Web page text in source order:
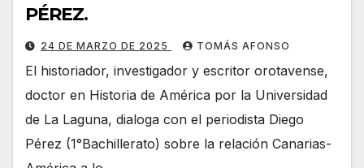
PÉREZ.
24 DE MARZO DE 2025 TOMÁS AFONSO
El historiador, investigador y escritor orotavense,
doctor en Historia de América por la Universidad
de La Laguna, dialoga con el periodista Diego
Pérez (1°Bachillerato) sobre la relación Canarias-